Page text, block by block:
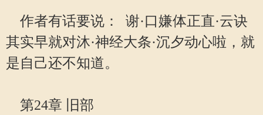
作者有话要说： 谢·口嫌体正直·云诀
其实早就对沐·神经大条·沉夕动心啦，就
是自己还不知道。
第24章 旧部